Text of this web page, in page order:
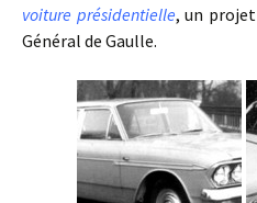
voiture présidentielle, un
Général de Gaulle.